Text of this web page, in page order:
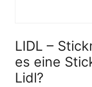
LIDL –
es eine
Lidl?